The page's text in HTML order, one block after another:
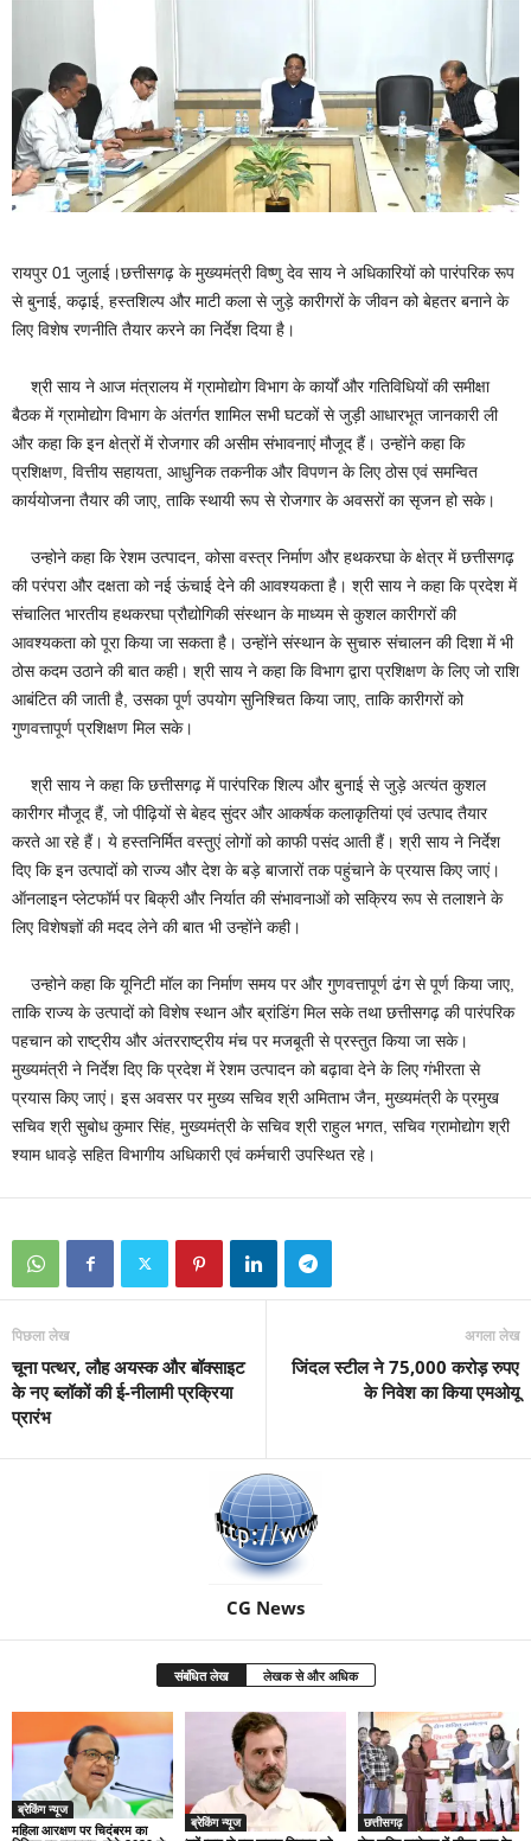
रायपुर 01 जुलाई।छत्तीसगढ़ के मुख्यमंत्री विष्णु देव साय ने अधिकारियों को पारंपरिक रूप
से बुनाई, कढ़ाई, हस्तशिल्प और माटी कला से जुड़े कारीगरों के जीवन को बेहतर बनाने के
लिए विशेष रणनीति तैयार करने का निर्देश दिया है।
श्री साय ने आज मंत्रालय में ग्रामोद्योग विभाग के कार्यों और गतिविधियों की समीक्षा
बैठक में ग्रामोद्योग विभाग के अंतर्गत शामिल सभी घटकों से जुड़ी आधारभूत जानकारी ली
और कहा कि इन क्षेत्रों में रोजगार की असीम संभावनाएं मौजूद हैं। उन्होंने कहा कि
प्रशिक्षण, वित्तीय सहायता, आधुनिक तकनीक और विपणन के लिए ठोस एवं समन्वित
कार्ययोजना तैयार की जाए, ताकि स्थायी रूप से रोजगार के अवसरों का सृजन हो सके।
उन्होने कहा कि रेशम उत्पादन, कोसा वस्त्र निर्माण और हथकरघा के क्षेत्र में छत्तीसगढ़
की परंपरा और दक्षता को नई ऊंचाई देने की आवश्यकता है। श्री साय ने कहा कि प्रदेश में
संचालित भारतीय हथकरघा प्रौद्योगिकी संस्थान के माध्यम से कुशल कारीगरों की
आवश्यकता को पूरा किया जा सकता है। उन्होंने संस्थान के सुचारु संचालन की दिशा में भी
ठोस कदम उठाने की बात कही। श्री साय ने कहा कि विभाग द्वारा प्रशिक्षण के लिए जो राशि
आबंटित की जाती है, उसका पूर्ण उपयोग सुनिश्चित किया जाए, ताकि कारीगरों को
गुणवत्तापूर्ण प्रशिक्षण मिल सके।
श्री साय ने कहा कि छत्तीसगढ़ में पारंपरिक शिल्प और बुनाई से जुड़े अत्यंत कुशल
कारीगर मौजूद हैं, जो पीढ़ियों से बेहद सुंदर और आकर्षक कलाकृतियां एवं उत्पाद तैयार
करते आ रहे हैं। ये हस्तनिर्मित वस्तुएं लोगों को काफी पसंद आती हैं। श्री साय ने निर्देश
दिए कि इन उत्पादों को राज्य और देश के बड़े बाजारों तक पहुंचाने के प्रयास किए जाएं।
ऑनलाइन प्लेटफॉर्म पर बिक्री और निर्यात की संभावनाओं को सक्रिय रूप से तलाशने के
लिए विशेषज्ञों की मदद लेने की बात भी उन्होंने कही।
उन्होने कहा कि यूनिटी मॉल का निर्माण समय पर और गुणवत्तापूर्ण ढंग से पूर्ण किया जाए,
ताकि राज्य के उत्पादों को विशेष स्थान और ब्रांडिंग मिल सके तथा छत्तीसगढ़ की पारंपरिक
पहचान को राष्ट्रीय और अंतरराष्ट्रीय मंच पर मजबूती से प्रस्तुत किया जा सके।
मुख्यमंत्री ने निर्देश दिए कि प्रदेश में रेशम उत्पादन को बढ़ावा देने के लिए गंभीरता से
प्रयास किए जाएं। इस अवसर पर मुख्य सचिव श्री अमिताभ जैन, मुख्यमंत्री के प्रमुख
सचिव श्री सुबोध कुमार सिंह, मुख्यमंत्री के सचिव श्री राहुल भगत, सचिव ग्रामोद्योग श्री
श्याम धावड़े सहित विभागीय अधिकारी एवं कर्मचारी उपस्थित रहे।
पिछला लेख
चूना पत्थर, लौह अयस्क और बॉक्साइट
के नए ब्लॉकों की ई-नीलामी प्रक्रिया
प्रारंभ
अगला लेख
जिंदल स्टील ने 75,000 करोड़ रुपए
के निवेश का किया एमओयू
CG News
संबंधित लेख लेखक से और अधिक
ब्रेकिंग न्यूज
महिला आरक्षण पर चिदंबरम का
ब्रेकिंग न्यूज छत्तीसगढ़